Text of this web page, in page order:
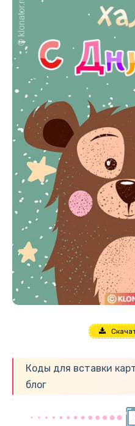
Коды для вставки
блог